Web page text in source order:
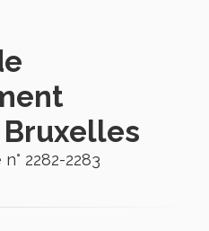
2282-2283